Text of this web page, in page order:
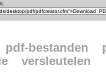
pdf-bestanden
versleutelen